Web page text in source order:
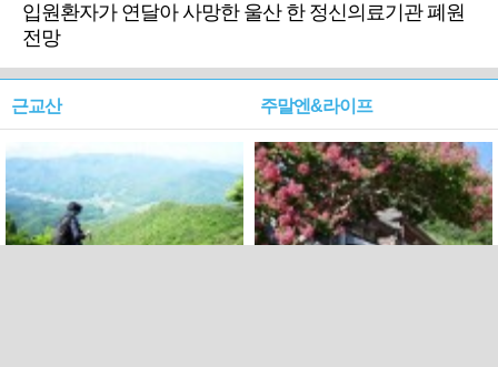
입원환자가 연달아 사망한 울산 한 정신의료기관 폐원
전망
근교산 주말엔&라이프